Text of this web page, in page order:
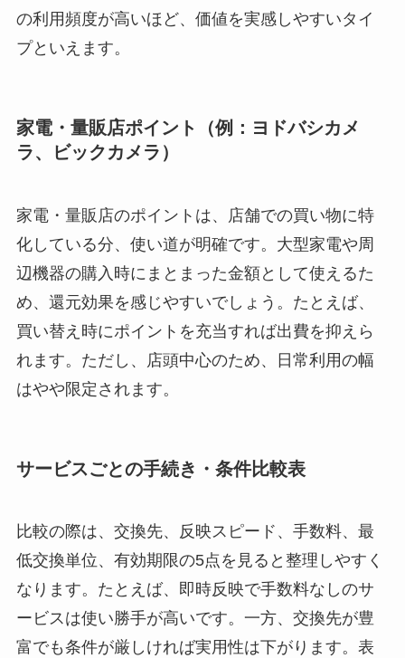
の利用頻度が高いほど、価値を実感しやすいタイ
プといえます。
家電・量販店ポイント（例：ヨドバシカメ
ラ、ビックカメラ）
家電・量販店のポイントは、店舗での買い物に特
化している分、使い道が明確です。大型家電や周
辺機器の購入時にまとまった金額として使えるた
め、還元効果を感じやすいでしょう。たとえば、
買い替え時にポイントを充当すれば出費を抑えら
れます。ただし、店頭中心のため、日常利用の幅
はやや限定されます。
サービスごとの手続き・条件比較表
比較の際は、交換先、反映スピード、手数料、最
低交換単位、有効期限の5点を見ると整理しやすく
なります。たとえば、即時反映で手数料なしのサ
ービスは使い勝手が高いです。一方、交換先が豊
富でも条件が厳しければ実用性は下がります。表